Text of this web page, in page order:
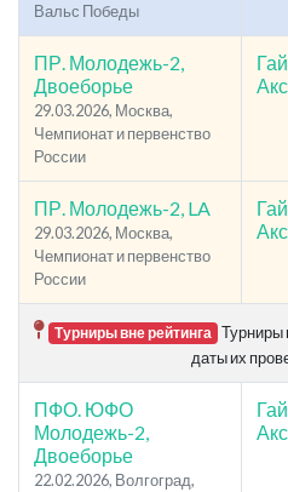
Вальс Победы
ПР. Молодежь-2,
Двоеборье
29.03.2026, Москва,
Чемпионат и первенство
России
ПР. Молодежь-2, LA
29.03.2026, Москва,
Чемпионат и первенство
России
Турниры вне рейтинга Турниры
даты их
ПФО. ЮФО
Молодежь-2,
Двоеборье
22.02.2026, Волгоград,